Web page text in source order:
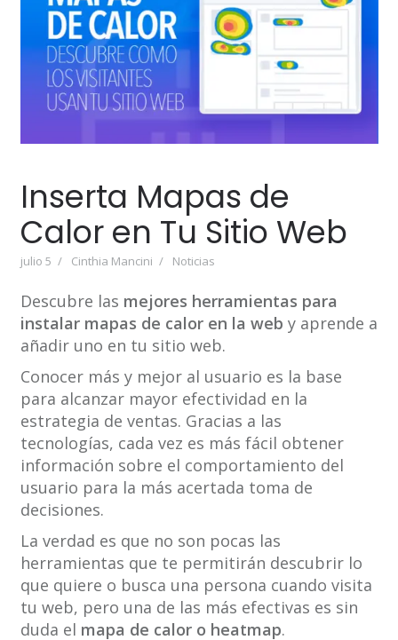
Inserta Mapas de
Calor en Tu Sitio Web
julio 5 Cinthia Mancini Noticias
Descubre las mejores herramientas para
instalar mapas de calor en la web y aprende a
añadir uno en tu sitio web.
Conocer más y mejor al usuario es la base
para alcanzar mayor efectividad en la
estrategia de ventas. Gracias a las
tecnologías, cada vez es más fácil obtener
información sobre el comportamiento del
usuario para la más acertada toma de
decisiones.
La verdad es que no son pocas las
herramientas que te permitirán descubrir lo
que quiere o busca una persona cuando visita
tu web, pero una de las más efectivas es sin
duda el mapa de calor o heatmap.